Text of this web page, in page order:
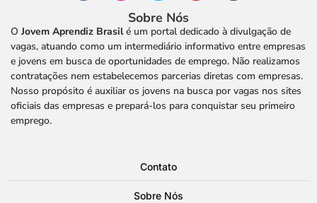
Sobre Nós
O Jovem Aprendiz Brasilé um portal dedicado à divulgação de
vagas, atuando como um intermediário informativo entre empresas
e jovens em busca de oportunidades de emprego. Não realizamos
contratações nem estabelecemos parcerias diretas com empresas.
Nosso propósito é auxiliar os jovens na busca por vagas nos sites
oficiais das empresas e prepará-los para conquistar seu primeiro
emprego.
Contato
Sobre Nós